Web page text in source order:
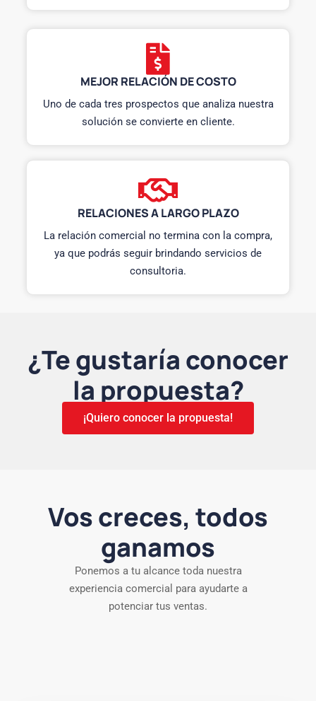
MEJOR RELACIÓN DE COSTO
Uno de cada tres prospectos que analiza nuestra
solución se convierte en cliente.
RELACIONES A LARGO PLAZO
La relación comercial no termina con la compra,
ya que podrás seguir brindando servicios de
consultoria.
¿Te gustaría conocer
la propuesta?
¡Quiero conocer la propuesta!
Vos creces, todos
ganamos
Ponemos a tu alcance toda nuestra
experiencia comercial para ayudarte a
potenciar tus ventas.